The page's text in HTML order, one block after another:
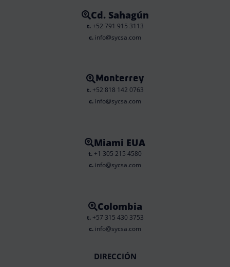
Cd. Sahagún
t.+52 791 915 3113
c. info@sycsa.com
Monterrey
t.+52 818 142 0763
c. info@sycsa.com
Miami EUA
t. +1 305 215 4580
c. info@sycsa.com
Colombia
t.+57 315 430 3753
c. info@sycsa.com
DIRECCIÓN